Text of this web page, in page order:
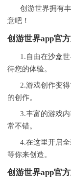
创游世界拥有
意吧！
创游世界app官
1.自由在沙盒
待您的体验。
2.游戏创作变
的创作。
3.丰富的游戏
常不错。
4.在这里开启
等你来创造。
创游世界app官